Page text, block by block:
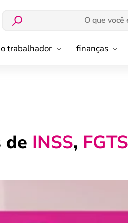
trabalhador finanças
de INSS, FGTS